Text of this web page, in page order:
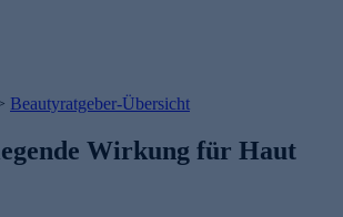
Beautyratgeber-Übersicht
Wirkung für Haut